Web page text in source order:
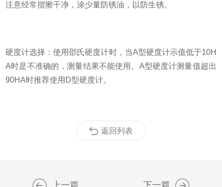
注意经常揩擦干净，涂少量防锈油，以防生锈。
硬度计选择：使用邵氏硬度计时，当A型硬度计示值低于10H
A时是不准确的，测量结果不能使用。 A型硬度计测量值超出
90HA时推荐使用 D型硬度计。
返回列表
上一篇 下一篇